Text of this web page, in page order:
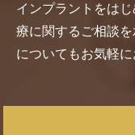
インプラントをは
療に関するご相談
についてもお気軽